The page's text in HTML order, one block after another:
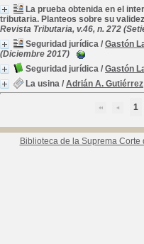
La prueba obtenida en el
tributaria. Planteos sobre su
Revista Tributaria, v.46, n. 272
Seguridad jurídica / Gastón
(Diciembre 2017)
Seguridad jurídica / Gastón
La usina / Adrián A. Gutiérrez
1
Biblioteca de la Suprema